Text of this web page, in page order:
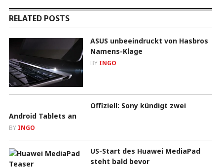
RELATED POSTS
ASUS unbeeindruckt von Hasbros
Namens-Klage
BY INGO
Offiziell: Sony kündigt zwei
Android Tablets an
BY INGO
US-Start des Huawei MediaPad
steht bald bevor